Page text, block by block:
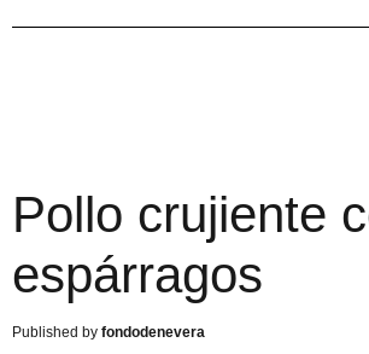
Pollo crujiente
espárragos
fondodenevera